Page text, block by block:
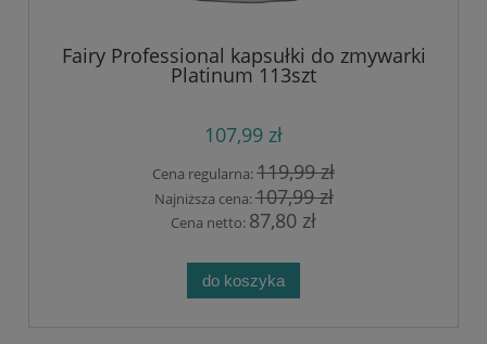
Fairy Professional kapsułki do zmywarki
Platinum 113szt
107,99 zł
Cena regularna:119,99 zł
Najniższa cena:107,99 zł
Cena netto: 87,80 zł
do koszyka